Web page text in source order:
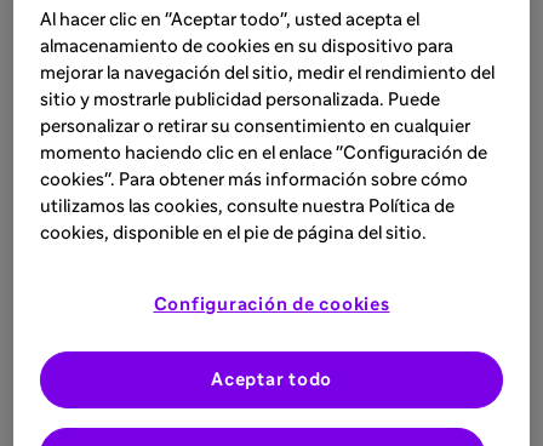
Caplacizumab fue eficaz en la PTTa,
independientemente del momento de inicio del
tratamiento, reduciendo el tiempo de PTTa
activa solo cuando se usó en la terapia de
primera línea dentro de las 72 horas posteriores
al diagnóstico y hasta al menos la remisión
parcial de la actividad de ADAMTS13. Datos
en una reducción absoluta significativa del
con PTTa (NNT=35) y una reducción del riesgo
relativo del 59%.
Al hacer clic en "Aceptar todo", usted acepta el
almacenamiento de cookies en su dispositivo para
mejorar la navegación del sitio, medir el rendimiento del
sitio y mostrarle publicidad personalizada. Puede
personalizar o retirar su consentimiento en cualquier
momento haciendo clic en el enlace "Configuración de
cookies". Para obtener más información sobre cómo
utilizamos las cookies, consulte nuestra Política de
cookies, disponible en el pie de página del sitio.
Configuración de cookies
Aceptar todo